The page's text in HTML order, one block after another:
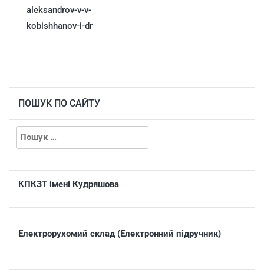
aleksandrov-v-v-
kobishhanov-i-dr
ПОШУК ПО САЙТУ
КПКЗТ імені Кудряшова
Електрорухомий склад (Електронний підручник)